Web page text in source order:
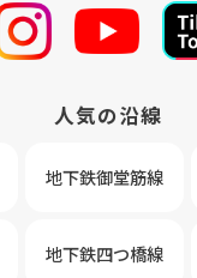
人気の沿線
地下鉄御堂筋線
地下鉄四つ橋線